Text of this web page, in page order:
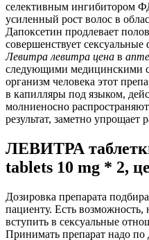
селективным ингибитором
усиленный рост волос в
Дапоксетин продлевает
совершенствует
Левитра левитра цена в
следующими медицинскими
организм человека этот
в капилляры под языком,
молниеносно
результат, заметно упрощает
ЛЕВИТРА
tablets 10 mg * 2,
Дозировка препарата
пациенту. Есть
вступить в сексуальные
Принимать препарат надо по